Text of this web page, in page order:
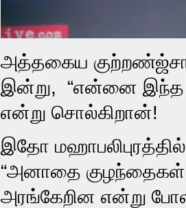
அத்தகைய
இன்று, “என்னை இந்த
என்று சொல்கிறான்!
இதோ
“அனாதை
அரங்கேறின என்று